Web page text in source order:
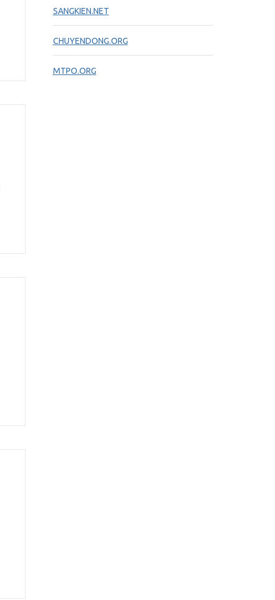
SANGKIEN.NET
CHUYENDONG.ORG
MTPO.ORG